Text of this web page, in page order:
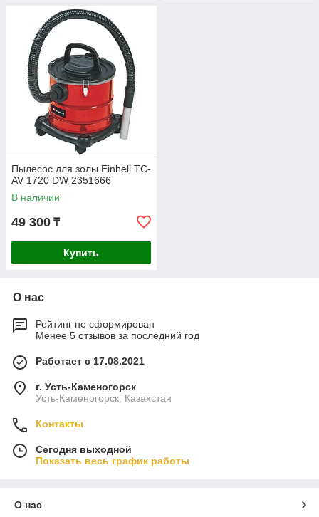
Пылесос для золы Einhell TC-
AV 1720 DW 2351666
В наличии
49 300 ₸
Купить
О нас
Рейтинг не сформирован
Менее 5 отзывов за последний год
Работает с 17.08.2021
г. Усть-Каменогорск
Усть-Каменогорск, Казахстан
Контакты
Сегодня выходной
Показать весь график работы
О нас